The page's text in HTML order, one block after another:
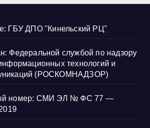
ГБУ ДПО "Кинельский РЦ"
Федеральной службой по надзору
технологий и
(РОСКОМНАДЗОР)
номер: СМИ ЭЛ № ФС 77 —